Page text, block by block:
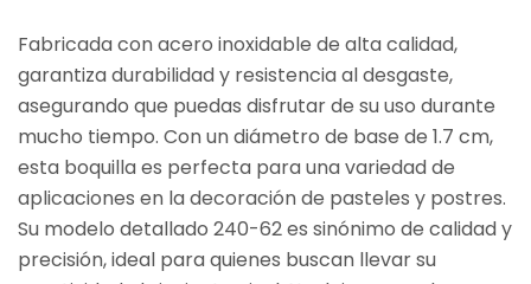
Fabricada con acero inoxidable de alta calidad,
garantiza durabilidad y resistencia al desgaste,
asegurando que puedas disfrutar de su uso durante
mucho tiempo. Con un diámetro de base de 1.7 cm,
esta boquilla es perfecta para una variedad de
aplicaciones en la decoración de pasteles y postres.
Su modelo detallado 240-62 es sinónimo de calidad y
precisión, ideal para quienes buscan llevar su